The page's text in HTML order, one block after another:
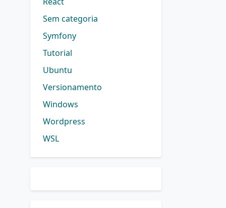
Sem categoria
Symfony
Tutorial
Ubuntu
Versionamento
Windows
Wordpress
WSL